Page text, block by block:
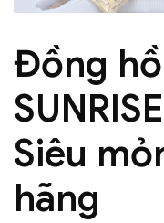
Đồng
Siêu
hãng